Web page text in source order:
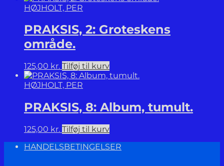
HØJHOLT, PER
PRAKSIS, 2: Groteskens
område.
125,00 kr. Tilføj til kurv
HØJHOLT, PER
PRAKSIS, 8: Album, tumult.
125,00 kr. Tilføj til kurv
HANDELSBETINGELSER